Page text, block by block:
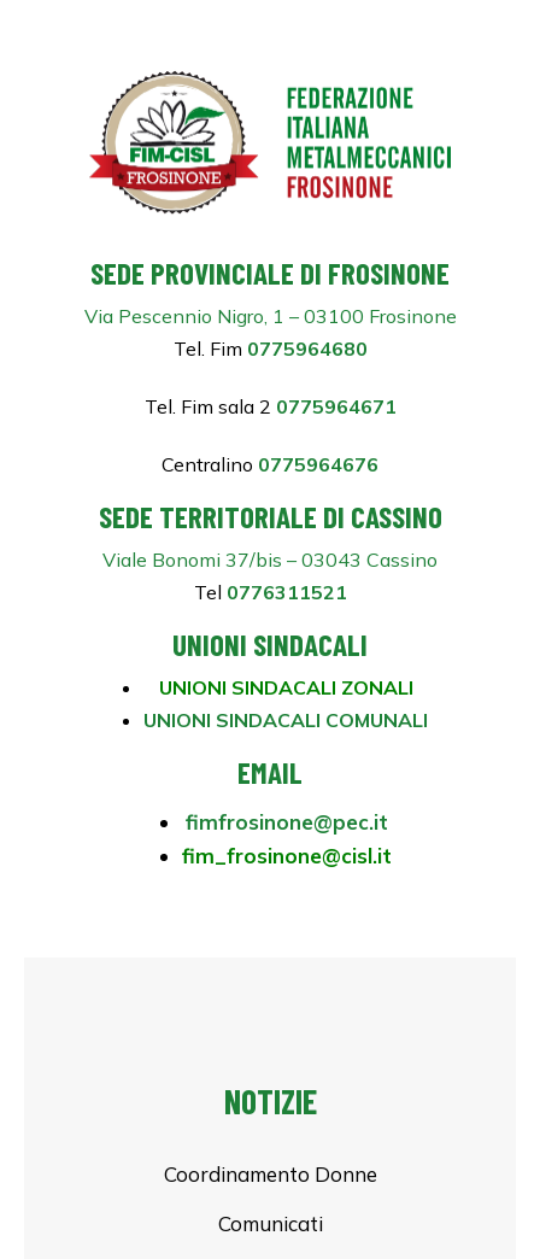
SEDE PROVINCIALE DI FROSINONE
Via Pescennio Nigro, 1 – 03100 Frosinone
Tel. Fim 0775964680
Tel. Fim sala 2 0775964671
Centralino 0775964676
SEDE TERRITORIALE DI CASSINO
Viale Bonomi 37/bis – 03043 Cassino
Tel 0776311521
UNIONI SINDACALI
UNIONI SINDACALI ZONALI
UNIONI SINDACALI COMUNALI
EMAIL
fimfrosinone@pec.it
fim_frosinone@cisl.it
NOTIZIE
Coordinamento Donne
Comunicati